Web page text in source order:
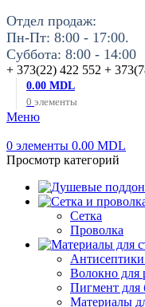
Отдел продаж:
Пн-Пт: 8:00 - 17:00.
Суббота: 8:00 - 14:00
+ 373(22) 422 552 +
0 элементы
0.00 MDL
Меню
0 элементы 0.00 MDL
Просмотр категорий
Сетка
Проволка
Волокно для
Пигмент для
Материалы